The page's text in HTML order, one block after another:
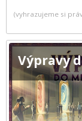
(vyhrazujeme si
Výpravy